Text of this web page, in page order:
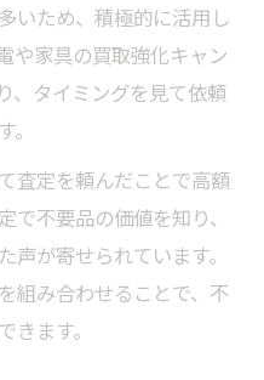
いため、積極的に活用し
や家具の買取強化キャン
、タイミングを見て依頼
査定を頼んだことで高額
で不要品の価値を知り、
が寄せられています。
組み合わせることで、不
ます。